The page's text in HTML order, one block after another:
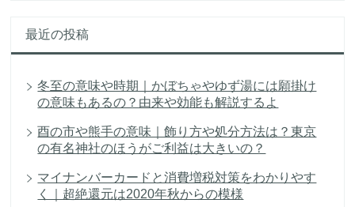
最近の投稿
冬至の意味や時期｜かぼちゃやゆず湯には願掛け
の意味もあるの？由来や効能も解説するよ
酉の市や熊手の意味｜飾り方や処分方法は？東京
の有名神社のほうがご利益は大きいの？
マイナンバーカードと消費増税対策をわかりやす
く｜超絶還元は2020年秋からの模様